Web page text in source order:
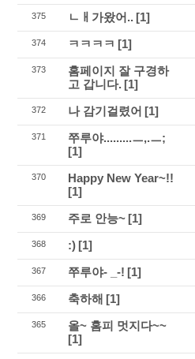
375 ㄴㅐ가왔어.. [1]
374 ㅋㅋㅋㅋ [1]
373
홈페이지 잘 구경하
고 갑니다. [1]
372 나 감기걸렸어 [1]
371
쭈루야.........ㅡ,.ㅡ;
[1]
370
Happy New Year~!!
[1]
369 주로 안능~ [1]
368 :) [1]
367 쭈루야- _-! [1]
366 축하해 [1]
365
올~ 홈피 멋지다~~
[1]